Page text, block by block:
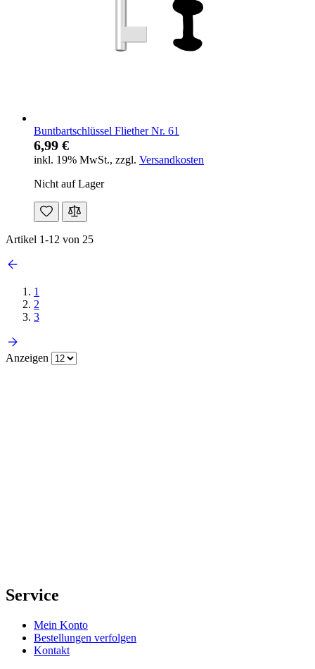
Buntbartschlüssel Fliether Nr. 61
6,99 €
inkl. 19% MwSt., zzgl. Versandkosten
Nicht auf Lager
Artikel 1-12 von 25
1
2
3
Anzeigen
Service
Mein Konto
Bestellungen verfolgen
Kontakt